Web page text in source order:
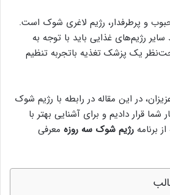
و پرطرفدار، رژیم لاغری شوک است.
سایر رژیم‌های غذایی باید با توجه به
یک پزشک تغذیه باتجربه تنظیم
در این مقاله در رابطه با رژیم شوک
شما قرار دادیم و برای آشنایی بهتر با
برنامه رژیم شوک سه روزه معرفی